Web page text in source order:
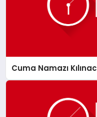
Cuma Namazı